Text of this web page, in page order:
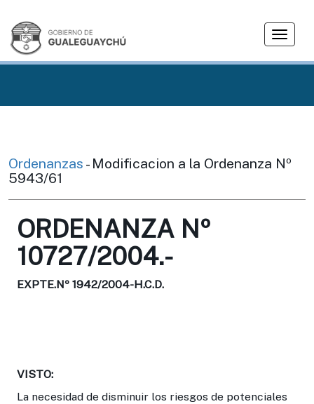
T
g
v
Ordenanzas - Modificacion a la Ordenanza Nº
5943/61
ORDENANZA Nº
10727/2004.-
EXPTE.Nº 1942/2004-H.C.D.
VISTO:
La necesidad de disminuir los riesgos de potenciales